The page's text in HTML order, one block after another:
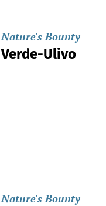
Nature's Bounty
Verde-Ulivo
Nature's Bounty